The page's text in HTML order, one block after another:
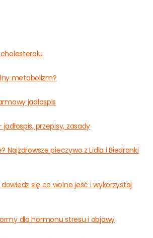
metabolizm?
jadłospis
przepisy, zasady
Najzdrowsze pieczywo z Lidla i Biedronki
się co wolno jeść i wykorzystaj
dla hormonu stresu i objawy